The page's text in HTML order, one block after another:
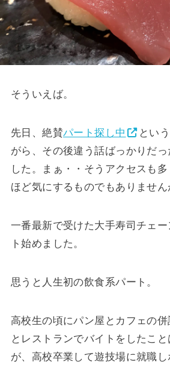
そういえば。
先日、絶賛パート探し中
とい
がら、その後違う話ばっかりだっ
した。まぁ・・そうアクセスも
ほど気にするものでもありません
一番最新で受けた大手寿司チェ
ト始めました。
思うと人生初の飲食系パート。
高校生の頃にパン屋とカフェの
とレストランでバイトをしたこ
が、高校卒業して遊技場に就職